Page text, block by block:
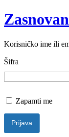
Korisničko ime ili
Šifra
Zapamti me